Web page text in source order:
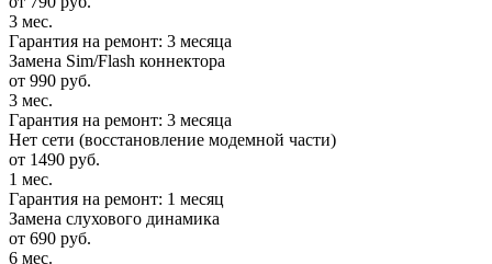
3 мес.
Гарантия на ремонт: 3 месяца
Замена Sim/Flash коннектора
от 990 руб.
3 мес.
Гарантия на ремонт: 3 месяца
Нет сети (восстановление модемной части)
от 1490 руб.
1 мес.
Гарантия на ремонт: 1 месяц
Замена слухового динамика
от 690 руб.
6 мес.